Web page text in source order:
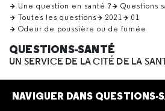
Une question en santé ?
Questions
Toutes les questions
2021
01
Odeur de poussière ou de fumée
QUESTIONS-SANTÉ
UN SERVICE DE LA CITÉ DE LA
NAVIGUER DANS QUESTIONS-